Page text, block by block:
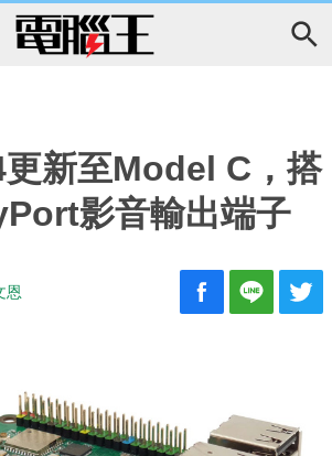
新至Model C，搭
影音輸出端子
恩